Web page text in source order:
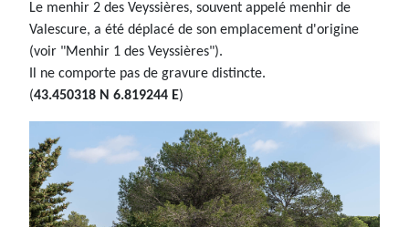
Le menhir 2 des Veyssières, souvent appelé menhir de
Valescure, a été déplacé de son emplacement d'origine
(voir "Menhir 1 des Veyssières").
Il ne comporte pas de gravure distincte.
(43.450318 N 6.819244 E)